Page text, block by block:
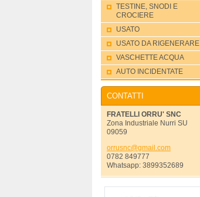
TESTINE, SNODI E
CROCIERE
USATO
USATO DA RIGENERARE
VASCHETTE ACQUA
AUTO INCIDENTATE
CONTATTI
FRATELLI ORRU' SNC
Zona Industriale Nurri SU
09059
orrusnc@gmail.com
0782 849777
Whatsapp: 3899352689